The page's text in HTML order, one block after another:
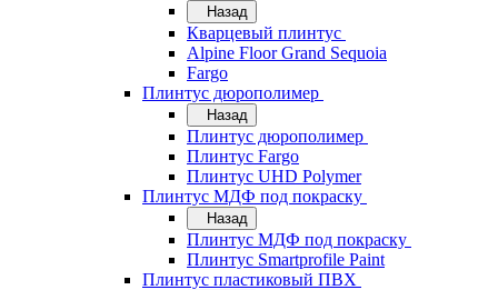
Назад
Кварцевый плинтус
Alpine Floor Grand Sequoia
Fargo
Плинтус дюрополимер
Назад
Плинтус дюрополимер
Плинтус Fargo
Плинтус UHD Polymer
Плинтус МДФ под покраску
Назад
Плинтус МДФ под покраску
Плинтус Smartprofile Paint
Плинтус пластиковый ПВХ